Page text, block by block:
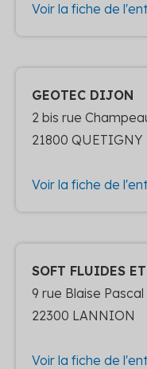
Voir la fiche de
GEOTEC DIJON
2 bis rue
21800 QUETIGNY
Voir la fiche de
SOFT FLUIDES
9 rue Blaise Pascal
22300 LANNION
Voir la fiche de